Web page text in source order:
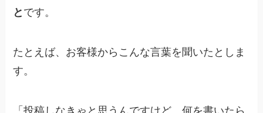
と です。
たとえば、お客様からこんな言葉を聞いたとしま
す。
「投稿しなきゃと思うんですけど、何を書いたら